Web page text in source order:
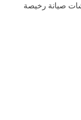
صيانة رخيصة